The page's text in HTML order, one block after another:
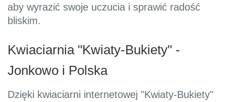
aby wyrazić swoje uczucia i sprawić radość
bliskim.
Kwiaciarnia "Kwiaty-Bukiety" -
Jonkowo i Polska
Dzięki kwiaciarni internetowej "Kwiaty-Bukiety"